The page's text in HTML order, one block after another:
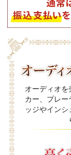
オーディオ
カー、プレ
ッジやイン